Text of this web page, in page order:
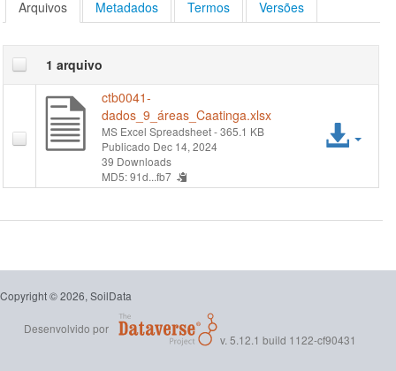
Arquivos Metadados Termos Versões
1 arquivo
ctb0041-
dados_9_áreas_Caatinga.xlsx
MS Excel Spreadsheet- 365.1 KB
Publicado Dec 14, 2024
39 Downloads
MD5: 91d...fb7
Copyright © 2026, SoilData
Desenvolvido por
v. 5.12.1 build 1122-cf90431